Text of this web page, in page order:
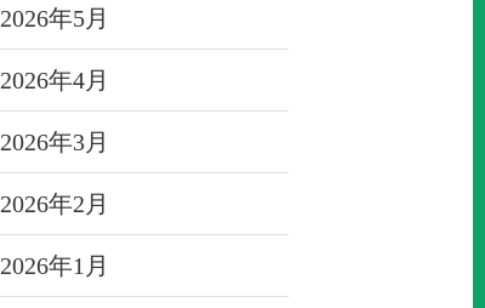
2026年5月
2026年4月
2026年3月
2026年2月
2026年1月